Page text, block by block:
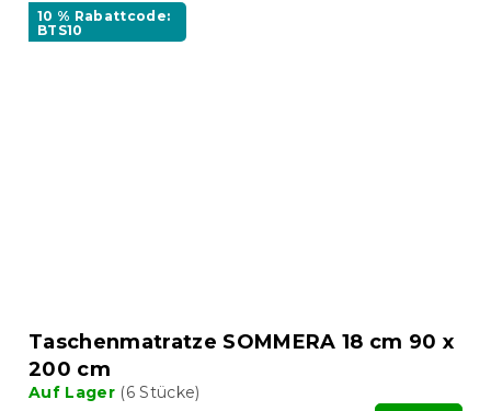
10 % Rabattcode:
BTS10
Taschenmatratze SOMMERA 18 cm 90 x
200 cm
Auf Lager (6 Stücke)